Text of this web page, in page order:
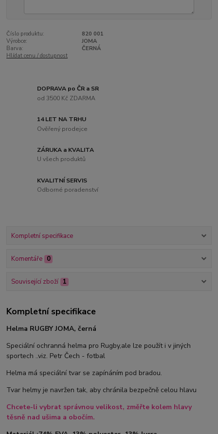
Číslo produktu:
820 001
Výrobce:
JOMA
Barva:
ČERNÁ
Hlídat cenu / dostupnost
DOPRAVA po ČR a SR
od 3500 Kč ZDARMA
14 LET NA TRHU
Ověřený prodejce
ZÁRUKA a KVALITA
U všech produktů
KVALITNÍ SERVIS
Odborné poradenství
Kompletní specifikace
Komentáře 0
Související zboží 1
Kompletní specifikace
Helma RUGBY JOMA, černá
Speciální ochranná helma pro Rugby,ale lze použít i v jiných
sportech ..viz. Petr Čech - fotbal
Helma má speciální tvar se zapínáním pod bradou.
Tvar helmy je navržen tak, aby chránila bezpečně celou hlavu
Chcete-li vybrat správnou velikost, změřte kolem hlavy
těsně nad ušima a obočím.